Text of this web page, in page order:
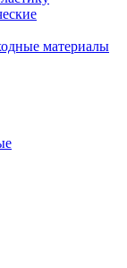
материалы